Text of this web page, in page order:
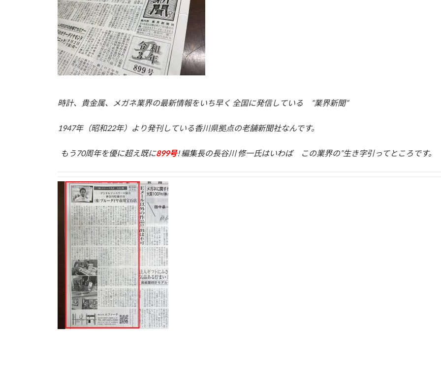
時計、貴金属、メガネ業界の最新情報をいち早く 全国に発信している ”業界新聞”
1947年（昭和22年）より発刊している香川県拠点の老舗新聞社なんです。
もう70周年を優に超え既に899号!編集長の長谷川 修一氏はいわば この業界の”生き字引ってところです。